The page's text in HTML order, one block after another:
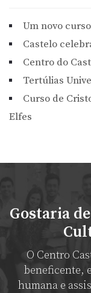
Um novo
Castelo
Centro do
Tertúlias
Curso de
Elfes
Gostaria
O Centro
beneficente,
humana e